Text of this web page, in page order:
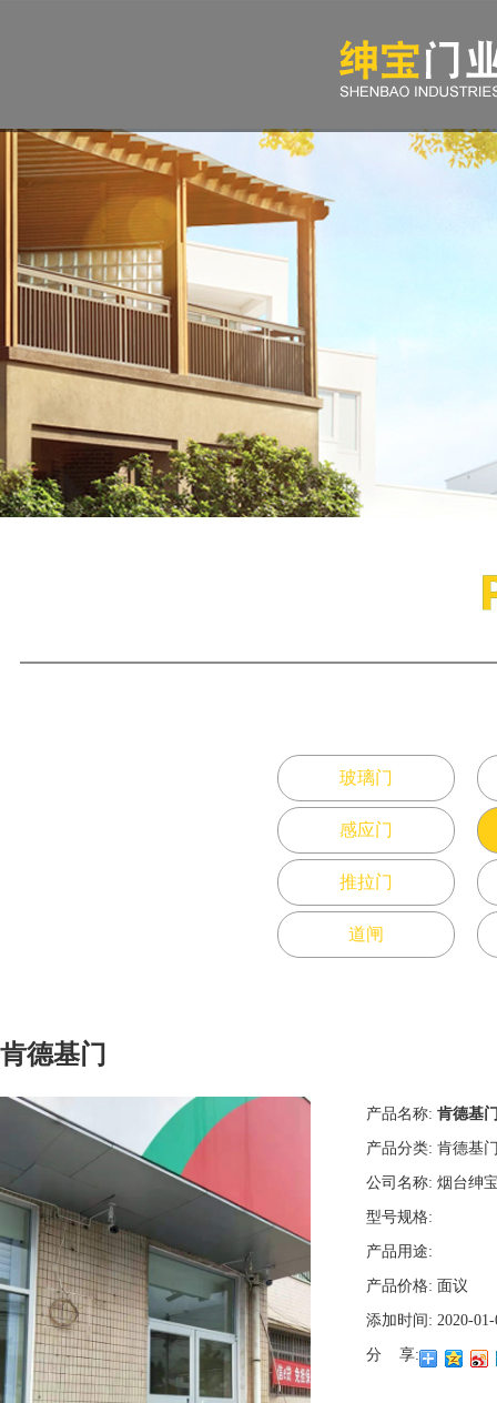
玻璃门
感应门
推拉门
道闸
肯德基门
产品名称: 肯德基
产品分类: 肯德基
公司名称: 烟台绅
型号规格:
产品用途:
产品价格: 面议
添加时间: 2020-
分 享: